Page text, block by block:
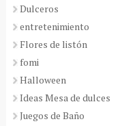
Dulceros
entretenimiento
Flores de listón
fomi
Halloween
Ideas Mesa de dulces
Juegos de Baño